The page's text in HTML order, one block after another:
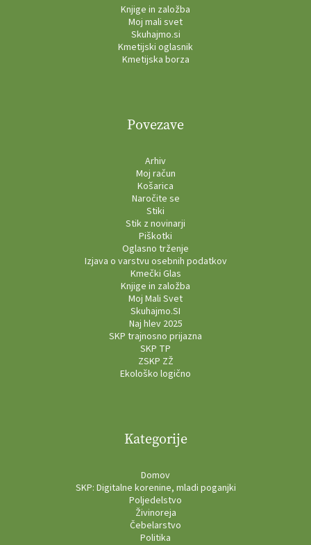
Knjige in založba
Moj mali svet
Skuhajmo.si
Kmetijski oglasnik
Kmetijska borza
Povezave
Arhiv
Moj račun
Košarica
Naročite se
Stiki
Stik z novinarji
Piškotki
Oglasno trženje
Izjava o varstvu osebnih podatkov
Kmečki Glas
Knjige in založba
Moj Mali Svet
Skuhajmo.SI
Naj hlev 2025
SKP trajnosno prijazna
SKP TP
ZSKP ZŽ
Ekološko logično
Kategorije
Domov
SKP: Digitalne korenine, mladi poganjki
Poljedelstvo
Živinoreja
Čebelarstvo
Politika